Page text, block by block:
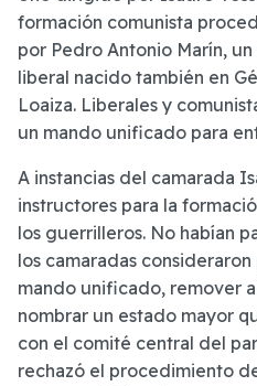
formación comunista
por Pedro Antonio Marín,
liberal nacido también en
Loaiza. Liberales y
un mando unificado para
A instancias del camarada
instructores para la
los guerrilleros. No habían
los camaradas
mando unificado, remover
nombrar un estado mayor
con el comité central del
rechazó el procedimiento